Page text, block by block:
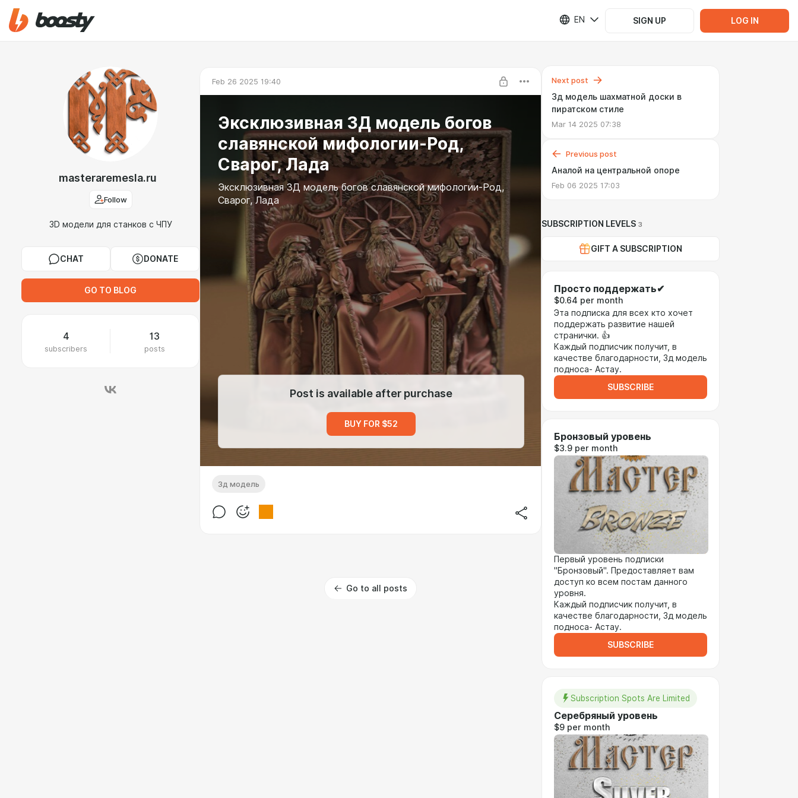
EN SIGN UP LOG IN
masteraremesla.ru
Follow
3D модели для станков с ЧПУ
CHAT DONATE
GO TO BLOG
4
subscribers
13
posts
Feb 26 2025 19:40
Эксклюзивная 3Д модель богов
славянской мифологии-Род,
Сварог, Лада
Эксклюзивная 3Д модель богов славянской мифологии-Род,
Сварог, Лада
Post is available after purchase
BUY FOR $52
3д модель
Go to all posts
Next post
3д модель шахматной доски в
пиратском стиле
Mar 14 2025 07:38
Previous post
Аналой на центральной опоре
Feb 06 2025 17:03
SUBSCRIPTION LEVELS 3
GIFT A SUBSCRIPTION
Просто поддержать✔
$0.64 per month
Эта подписка для всех кто хочет
поддержать развитие нашей
странички. 👍
Каждый подписчик получит, в
качестве благодарности, 3д модель
подноса- Астау.
SUBSCRIBE
Бронзовый уровень
$3.9 per month
Первый уровень подписки
"Бронзовый". Предоставляет вам
доступ ко всем постам данного
уровня.
Каждый подписчик получит, в
качестве благодарности, 3д модель
подноса- Астау.
SUBSCRIBE
Subscription Spots Are Limited
Серебряный уровень
$9 per month